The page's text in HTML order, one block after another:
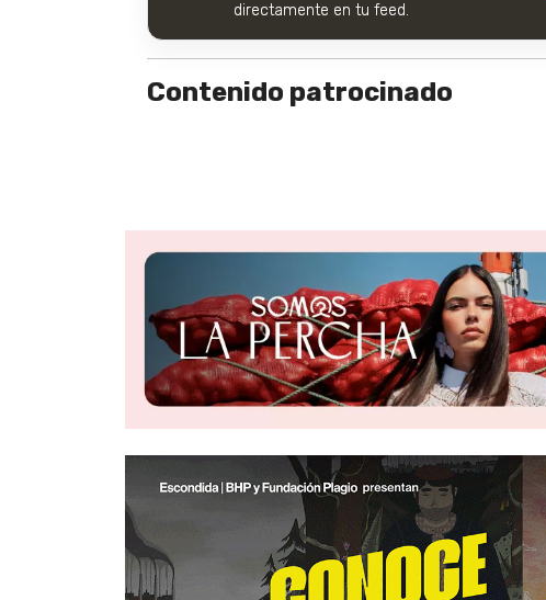
directamente en tu feed.
Contenido patrocinado